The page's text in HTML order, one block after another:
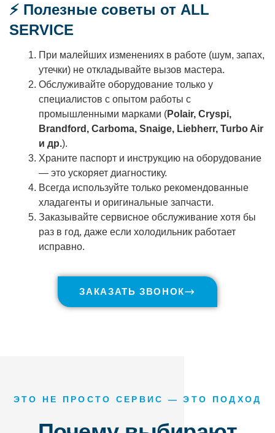
⚡ Полезные советы от ALL
SERVICE
При малейших изменениях в работе (шум, запах,
утечки) не откладывайте вызов мастера.
Обслуживайте оборудование только у
специалистов с опытом работы с
промышленными марками (Polair, Cryspi,
Brandford, Carboma, Snaige, Liebherr, Turbo Air
и др.).
Храните паспорт и инструкцию на оборудование
— это ускоряет диагностику.
Всегда используйте только рекомендованные
хладагенты и оригинальные запчасти.
Заказывайте сервисное обслуживание хотя бы
раз в год, даже если холодильник работает
исправно.
ЗАКАЗАТЬ ЗВОНОК
ЭТО НЕ ПРОСТО СЕРВИС — ЭТО ПОДХОД